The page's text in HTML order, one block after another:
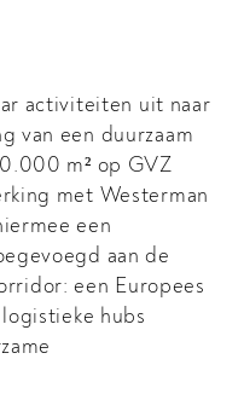
activiteiten uit naar
van een duurzaam
m² op GVZ
met Westerman
een
aan de
een Europees
hubs